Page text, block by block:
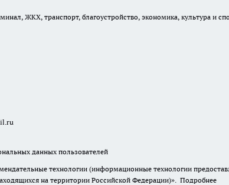
ЖКХ, транспорт, благоустройство, экономика, культура и
данных пользователей
технологии (информационные технологии
на территории Российской Федерации)». Подробнее